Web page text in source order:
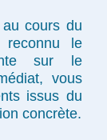
cours du
le
sur le
vous
issus du
concrète.